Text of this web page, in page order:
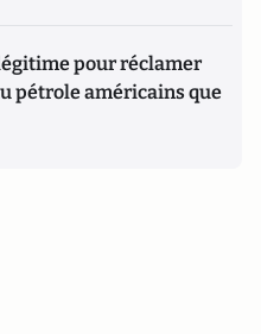
pour réclamer
pétrole américains que